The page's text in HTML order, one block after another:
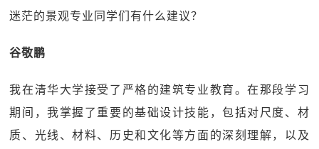
迷茫的景观专业同学们有什么建议？
谷敬鹏
我在清华大学接受了严格的建筑专业教育。在那段学习
期间，我掌握了重要的基础设计技能，包括对尺度、材
质、光线、材料、历史和文化等方面的深刻理解，以及